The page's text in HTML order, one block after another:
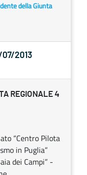
della Giunta
2013
REGIONALE 4
“Centro Pilota
in Puglia”
dei Campi” -